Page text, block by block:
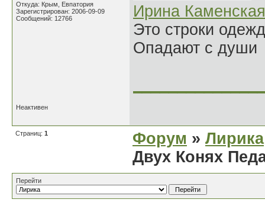
Откуда: Крым, Евпатория
Зарегистрирован: 2006-09-09
Сообщений: 12766
Ирина Каменская
Это строки
Опадают с души
Неактивен
Страниц: 1 Форум » Лирика
Двух Конях
Перейти